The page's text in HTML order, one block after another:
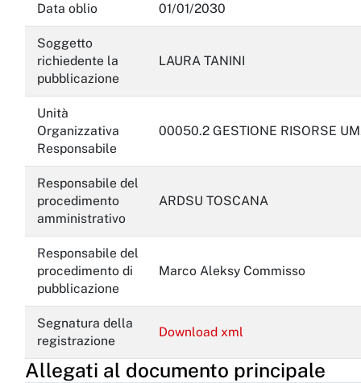
Data oblio 01/01/2030
Soggetto
richiedente la
pubblicazione
LAURA TANINI
Unità
Organizzativa
Responsabile
00050.2 GESTIONE RISORSE
Responsabile del
procedimento
amministrativo
ARDSU TOSCANA
Responsabile del
procedimento di
pubblicazione
Marco Aleksy Commisso
Segnatura della
registrazione
Download xml
Allegati al documento principale